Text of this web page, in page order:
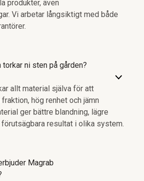
produkter, även
Vi arbetar långsiktigt med både
ni sten på gården?
allt material själva för att
hög renhet och jämn
ger bättre blandning, lägre
resultat i olika system.
Magrab